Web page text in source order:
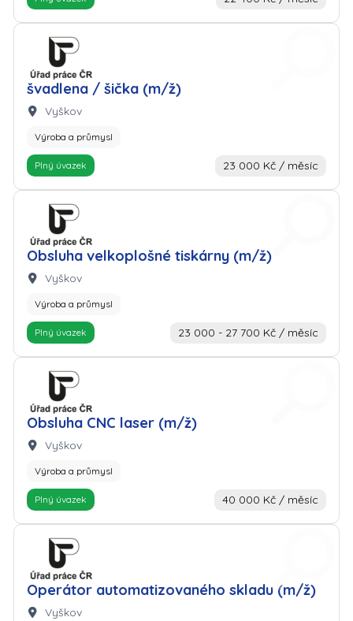
švadlena / šička (m/ž)
Zaměstnavatel: Úřad práce
Lokalita:
Vyškov
Výroba a průmysl
Plný úvazek 23 000 Kč / měsíc
Obsluha velkoplošné tiskárny (m/ž)
Zaměstnavatel: Úřad práce
Lokalita:
Vyškov
Výroba a průmysl
Plný úvazek 23 000 - 27 700 Kč / měsíc
Obsluha CNC laser (m/ž)
Zaměstnavatel: Úřad práce
Lokalita:
Vyškov
Výroba a průmysl
Plný úvazek 40 000 Kč / měsíc
Operátor automatizovaného skladu (m/ž)
Zaměstnavatel: Úřad práce
Lokalita:
Vyškov